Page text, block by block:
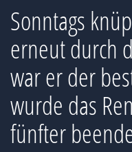
Sonntags
erneut durch
war er der
wurde das
fünfter